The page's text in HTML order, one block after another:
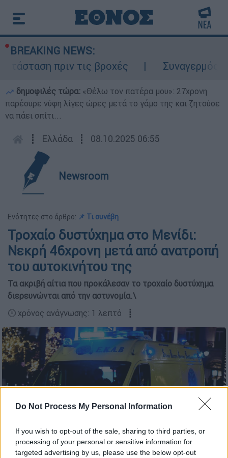
Do Not Process My Personal Information
If you wish to opt-out of the sale, sharing to third parties, or
processing of your personal or sensitive information for
targeted advertising by us, please use the below opt-out
BREAKING NEWS:
πριν τις βροχές
Συναγερμός
δημοφιλές τώρα: «Θέλω τον πατέρα μου»: 27χρονη
παρέσυρε νύφη λίγες ώρες μετά το γάμο της και ζητούσε
να πάει σπίτι...
┋ Ελλάδα ┋ 08.10.2025 06:55
Newsroom
Ενότητες στο άρθρο: 📌 Τι συνέβη
Τροχαίο δυστύχημα στο Μενίδι:
Νεκρή 46χρονη μετά από ανατροπή
του αυτοκινήτου της
Τα ακριβή αίτια που προκάλεσαν το τροχαίο δυστύχημα
διερευνώνται από την αστυνομία.\
🕛 χρόνος ανάγνωσης: 1 λεπτό ┋